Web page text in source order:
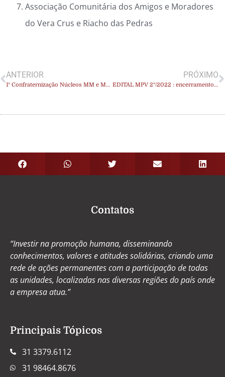
Associação Comunitária dos Amigos e Moradores
do Vera Crus e Riacho das Pedras
ANTERIOR
1ª Confraternização Núcleos MM e MPV: resultados solidários
PRÓXIMO
EDITAL MPV 2º/2022 : encerramento do período de inscrições para novos projetos
Contatos
“Investir na promoção humana, disseminando
conhecimentos, valores e atitudes solidárias, criando uma
rede de ações permanentes com a participação de todas
as unidades, localizadas nas diversas regiões do país onde
a empresa atua.”
Principais Tópicos
31 3379.6112
31 98464.8676